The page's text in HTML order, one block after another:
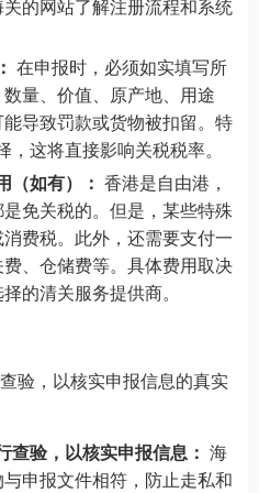
的网站了解注册流程和系统
在申报时，必须如实填写所
量、价值、原产地、用途
导致罚款或货物被扣留。特
这将直接影响关税税率。
（如有）： 香港是自由港，
免关税的。但是，某些特殊
费税。此外，还需要支付一
、仓储费等。具体费用取决
的清关服务提供商。
验，以核实申报信息的真实
查验，以核实申报信息： 海
申报文件相符，防止走私和